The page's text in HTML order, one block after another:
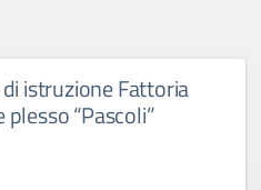
istruzione Fattoria
“Pascoli”